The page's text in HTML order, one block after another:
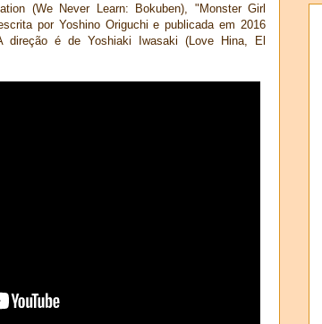
(We Never Learn: Bokuben), "Monster Girl
por Yoshino Origuchi e publicada em 2016
direção é de Yoshiaki Iwasaki (Love Hina, El